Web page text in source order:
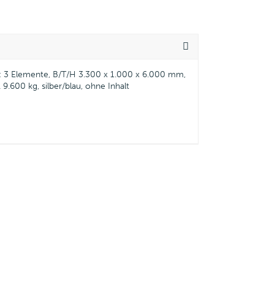
3 Elemente, B/T/H 3.300 x 1.000 x 6.000 mm,
9.600 kg, silber/blau, ohne Inhalt